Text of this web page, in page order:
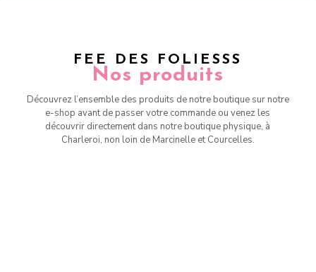
FEE DES FOLIESSS
Nos produits
Découvrez l’ensemble des produits de notre boutique sur notre
e-shop avant de passer votre commande ou venez les
découvrir directement dans notre boutique physique, à
Charleroi, non loin de Marcinelle et Courcelles.